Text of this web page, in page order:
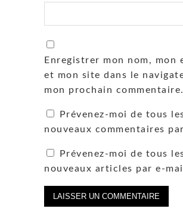
Enregistrer mon nom, mon
et mon site dans le
mon prochain commentaire.
Prévenez-moi de tous
nouveaux commentaires
Prévenez-moi de tous
nouveaux articles par e-